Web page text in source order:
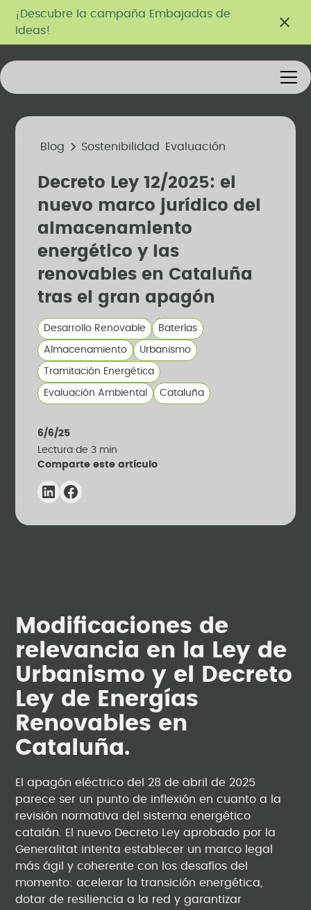
¡Descubre la campaña Embajadas de
Ideas!
Blog Sostenibilidad Evaluación
Decreto Ley 12/2025: el
nuevo marco jurídico del
almacenamiento
energético y las
renovables en Cataluña
tras el gran apagón
Desarrollo Renovable Baterías
Almacenamiento Urbanismo
Tramitación Energética
Evaluación Ambiental Cataluña
6/6/25
Lectura de 3 min
Comparte este artículo
Modificaciones de
relevancia en la Ley de
Urbanismo y el Decreto
Ley de Energías
Renovables en
Cataluña.
El apagón eléctrico del 28 de abril de 2025
parece ser un punto de inflexión en cuanto a la
revisión normativa del sistema energético
catalán. El nuevo Decreto Ley aprobado por la
Generalitat intenta establecer un marco legal
más ágil y coherente con los desafíos del
momento: acelerar la transición energética,
dotar de resiliencia a la red y garantizar